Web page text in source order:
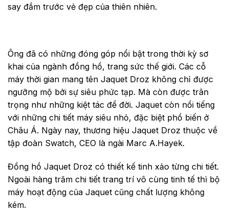
say đắm trước vẻ đẹp của thiên nhiên.
Ông đã có những đóng góp nổi bật trong thời kỳ sơ
khai của ngành đồng hồ, trang sức thế giới. Các cỗ
máy thời gian mang tên Jaquet Droz không chỉ được
ngưỡng mộ bởi sự siêu phức tạp. Mà còn được trân
trọng như những kiệt tác để đời. Jaquet còn nổi tiếng
với những chi tiết máy siêu nhỏ, đặc biệt phổ biến ở
Châu Á. Ngày nay, thương hiệu Jaquet Droz thuộc về
tập đoàn Swatch, CEO là ngài Marc A.Hayek.
Đồng hồ Jaquet Droz có thiết kế tinh xảo từng chi tiết.
Ngoài hàng trăm chi tiết trang trí vô cùng tinh tế thì bộ
máy hoạt động của Jaquet cũng chất lượng không
kém.